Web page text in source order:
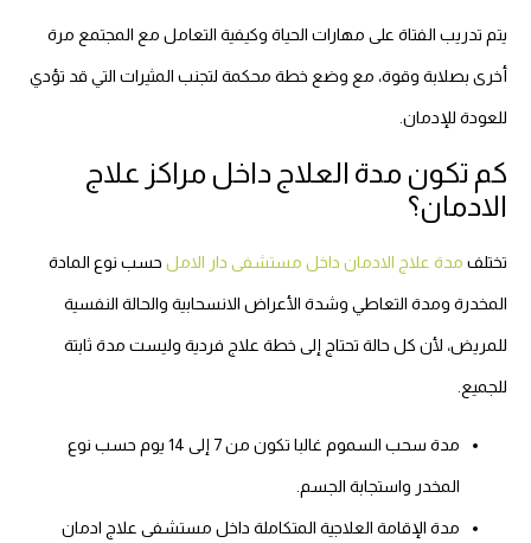
يتم تدريب الفتاة على مهارات الحياة وكيفية التعامل مع المجتمع مرة
أخرى بصلابة وقوة، مع وضع خطة محكمة لتجنب المثيرات التي قد تؤدي
للعودة للإدمان.
كم تكون مدة العلاج داخل مراكز علاج
الادمان؟
تختلف مدة علاج الادمان داخل مستشفى دار الامل حسب نوع المادة
المخدرة ومدة التعاطي وشدة الأعراض الانسحابية والحالة النفسية
للمريض، لأن كل حالة تحتاج إلى خطة علاج فردية وليست مدة ثابتة
للجميع.
مدة سحب السموم غالبا تكون من 7 إلى 14 يوم حسب نوع
المخدر واستجابة الجسم.
مدة الإقامة العلاجية المتكاملة داخل مستشفى علاج ادمان